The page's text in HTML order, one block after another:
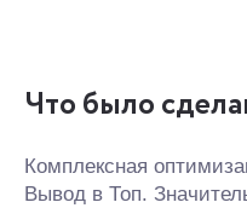
Что было
Комплексная
Вывод в Топ.